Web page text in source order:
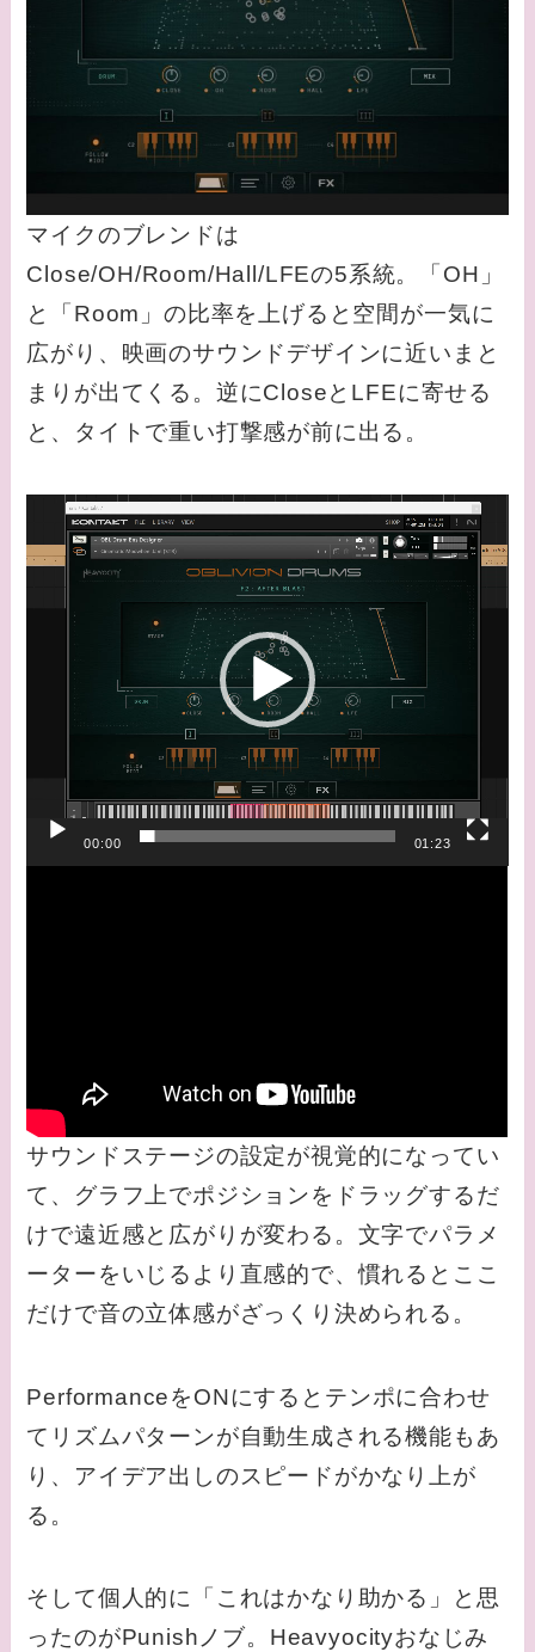
マイクのブレンドは
Close/OH/Room/Hall/LFEの5系統。「OH」
と「Room」の比率を上げると空間が一気に
広がり、映画のサウンドデザインに近いまと
まりが出てくる。逆にCloseとLFEに寄せる
と、タイトで重い打撃感が前に出る。
画
00:00 01:23
サウンドステージの設定が視覚的になってい
て、グラフ上でポジションをドラッグするだ
けで遠近感と広がりが変わる。文字でパラメ
ーターをいじるより直感的で、慣れるとここ
だけで音の立体感がざっくり決められる。
PerformanceをONにするとテンポに合わせ
てリズムパターンが自動生成される機能もあ
り、アイデア出しのスピードがかなり上が
る。
そして個人的に「これはかなり助かる」と思
ったのがPunishノブ。Heavyocityおなじみ